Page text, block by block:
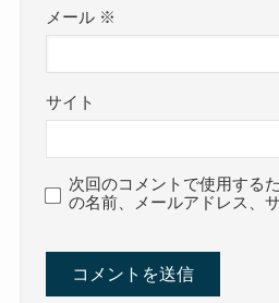
メール ※
サイト
次回のコメントで使用する
の名前、メールアドレス、